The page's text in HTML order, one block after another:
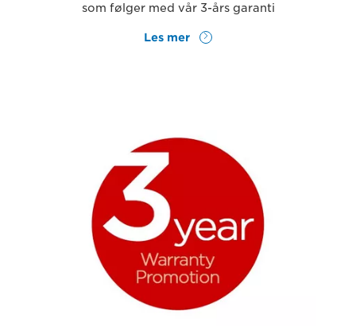
som følger med vår 3-års garanti
Les mer